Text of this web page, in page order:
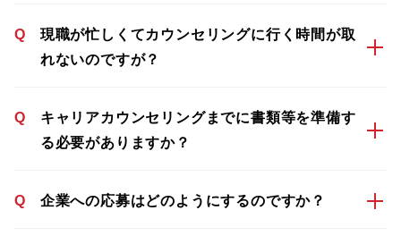
Q
現職が忙しくてカウンセリングに行く時間が取
れないのですが？
Q
キャリアカウンセリングまでに書類等を準備す
る必要がありますか？
Q 企業への応募はどのようにするのですか？